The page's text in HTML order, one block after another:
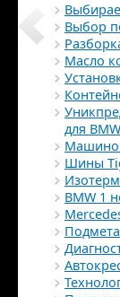
Выбор
Масло
для
Шины
BMW 1